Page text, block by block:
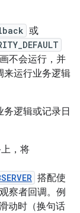
或
不会运行，并
来运行业务逻辑
逻辑或记录日
，将
搭配使
察者回调。例
动时（换句话